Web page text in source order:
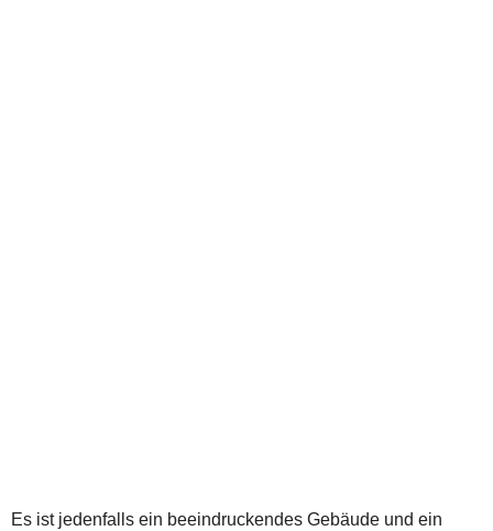
Es ist jedenfalls ein beeindruckendes Gebäude und ein